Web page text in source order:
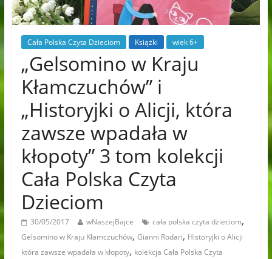
Cała Polska Czyta Dzieciom Książki wiek 6+
„Gelsomino w Kraju
Kłamczuchów” i
„Historyjki o Alicji, która
zawsze wpadała w
kłopoty” 3 tom kolekcji
Cała Polska Czyta
Dzieciom
30/05/2017 wNaszejBajce cała polska czyta dzieciom,
Gelsomino w Kraju Kłamczuchów, Gianni Rodari, Historyjki o Alicji
która zawsze wpadała w kłopoty, kolekcja Cała Polska Czyta